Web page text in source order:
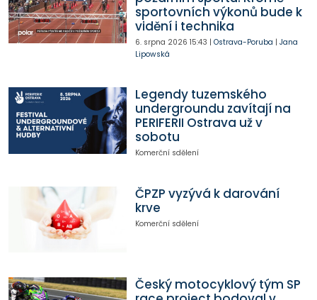
sportovních výkonů bude k
vidění i technika
6. srpna 2026 15:43 | Ostrava-Poruba | Jana
Lipowská
Legendy tuzemského
undergroundu zavítají na
PERIFERII Ostrava už v
sobotu
Komerční sdělení
ČPZP vyzývá k darování
krve
Komerční sdělení
Český motocyklový tým SP